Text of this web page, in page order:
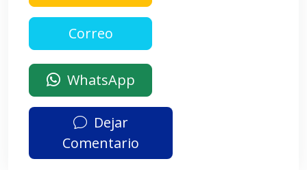
WhatsApp
Dejar
Comentario